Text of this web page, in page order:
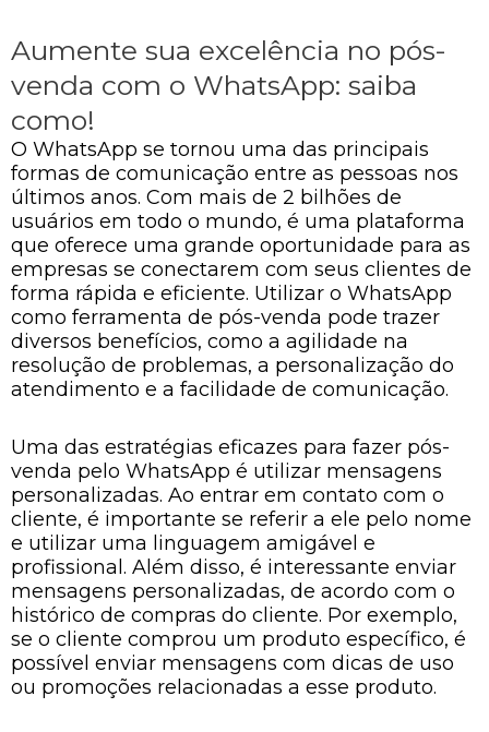
Aumente sua excelência no pós-
venda com o WhatsApp: saiba
como!
O WhatsApp se tornou uma das principais
formas de comunicação entre as pessoas nos
últimos anos. Com mais de 2 bilhões de
usuários em todo o mundo, é uma plataforma
que oferece uma grande oportunidade para as
empresas se conectarem com seus clientes de
forma rápida e eficiente. Utilizar o WhatsApp
como ferramenta de pós-venda pode trazer
diversos benefícios, como a agilidade na
resolução de problemas, a personalização do
atendimento e a facilidade de comunicação.
Uma das estratégias eficazes para fazer pós-
venda pelo WhatsApp é utilizar mensagens
personalizadas. Ao entrar em contato com o
cliente, é importante se referir a ele pelo nome
e utilizar uma linguagem amigável e
profissional. Além disso, é interessante enviar
mensagens personalizadas, de acordo com o
histórico de compras do cliente. Por exemplo,
se o cliente comprou um produto específico, é
possível enviar mensagens com dicas de uso
ou promoções relacionadas a esse produto.